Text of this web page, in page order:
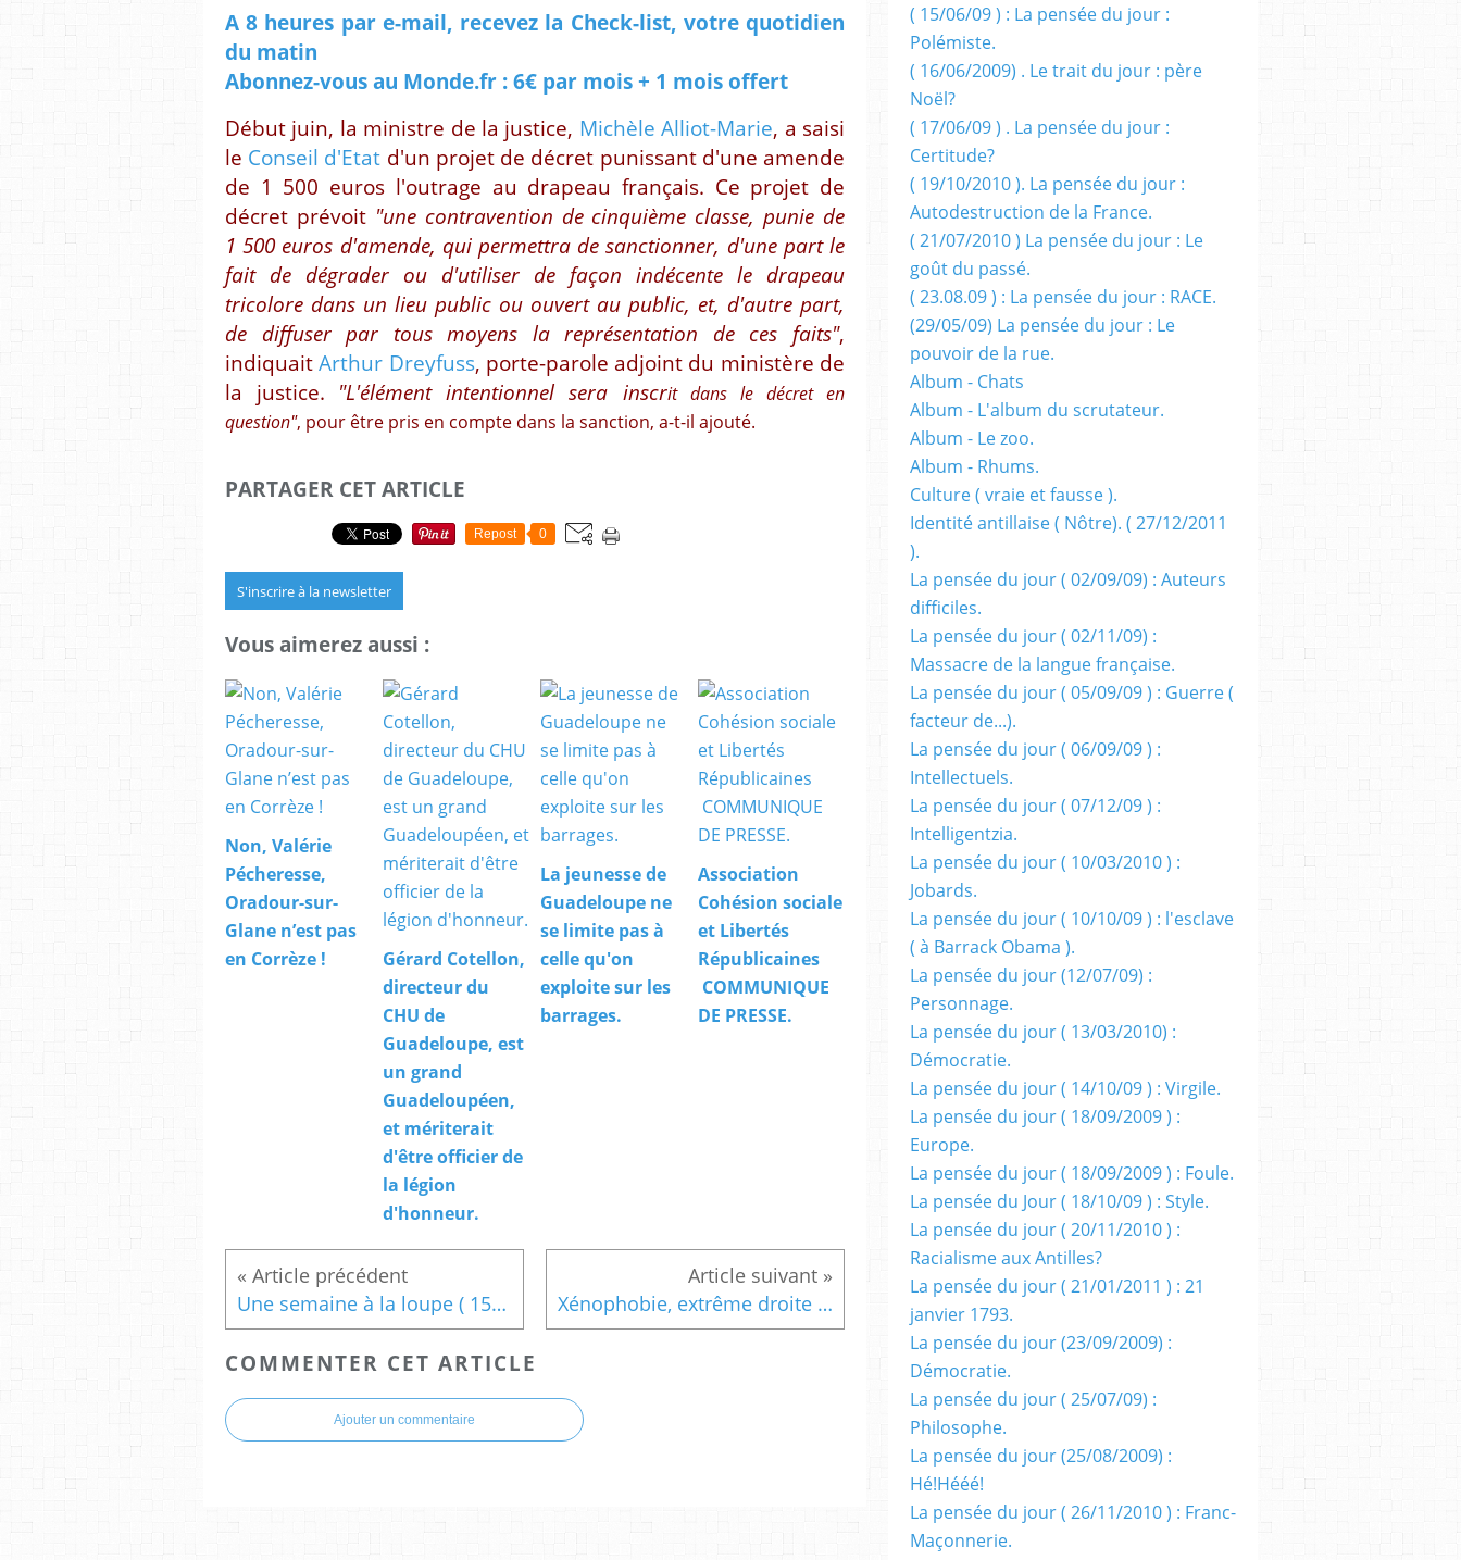
A 8 heures par e-mail, recevez la Check-list, votre quotidien
du matin
Abonnez-vous au Monde.fr : 6€ par mois + 1 mois offert
Début juin, la ministre de la justice, Michèle Alliot-Marie, a saisi
le Conseil d'Etat d'un projet de décret punissant d'une amende
de 1 500 euros l'outrage au drapeau français. Ce projet de
décret prévoit "une contravention de cinquième classe, punie de
1 500 euros d'amende, qui permettra de sanctionner, d'une part le
fait de dégrader ou d'utiliser de façon indécente le drapeau
tricolore dans un lieu public ou ouvert au public, et, d'autre part,
de diffuser par tous moyens la représentation de ces faits",
indiquaitArthur Dreyfuss, porte-parole adjoint du ministère de
la justice. "L'élément intentionnel sera inscrit dans le décret en
question", pour être pris en compte dans la sanction, a-t-il ajouté.
PARTAGER CET ARTICLE
Repost 0
S'inscrire à la newsletter
Vous aimerez aussi :
Non, Valérie
Pécheresse,
Oradour-sur-
Glane n’est pas
en Corrèze !
Gérard Cotellon,
directeur du
CHU de
Guadeloupe, est
un grand
Guadeloupéen,
et mériterait
d'être officier de
la légion
d'honneur.
La jeunesse de
Guadeloupe ne
se limite pas à
celle qu'on
exploite sur les
barrages.
Association
Cohésion sociale
et Libertés
Républicaines
COMMUNIQUE
DE PRESSE.
Une semaine à la loupe ( 15/06/10 ) : L'internet mobile fait un tabac en France, par Henri Pauvert. Xénophobie, extrême droite : la mystification.
COMMENTER CET ARTICLE
Ajouter un commentaire
( 15/06/09 ) : La pensée du jour :
Polémiste.
( 16/06/2009) . Le trait du jour : père
Noël?
( 17/06/09 ) . La pensée du jour :
Certitude?
( 19/10/2010 ). La pensée du jour :
Autodestruction de la France.
( 21/07/2010 ) La pensée du jour : Le
goût du passé.
( 23.08.09 ) : La pensée du jour : RACE.
(29/05/09) La pensée du jour : Le
pouvoir de la rue.
Album - Chats
Album - L'album du scrutateur.
Album - Le zoo.
Album - Rhums.
Culture ( vraie et fausse ).
Identité antillaise ( Nôtre). ( 27/12/2011
).
La pensée du jour ( 02/09/09) : Auteurs
difficiles.
La pensée du jour ( 02/11/09) :
Massacre de la langue française.
La pensée du jour ( 05/09/09 ) : Guerre (
facteur de...).
La pensée du jour ( 06/09/09 ) :
Intellectuels.
La pensée du jour ( 07/12/09 ) :
Intelligentzia.
La pensée du jour ( 10/03/2010 ) :
Jobards.
La pensée du jour ( 10/10/09 ) : l'esclave
( à Barrack Obama ).
La pensée du jour (12/07/09) :
Personnage.
La pensée du jour ( 13/03/2010) :
Démocratie.
La pensée du jour ( 14/10/09 ) : Virgile.
La pensée du jour ( 18/09/2009 ) :
Europe.
La pensée du jour ( 18/09/2009 ) : Foule.
La pensée du Jour ( 18/10/09 ) : Style.
La pensée du jour ( 20/11/2010 ) :
Racialisme aux Antilles?
La pensée du jour ( 21/01/2011 ) : 21
janvier 1793.
La pensée du jour (23/09/2009) :
Démocratie.
La pensée du jour ( 25/07/09) :
Philosophe.
La pensée du jour (25/08/2009) :
Hé!Hééé!
La pensée du jour ( 26/11/2010 ) : Franc-
Maçonnerie.